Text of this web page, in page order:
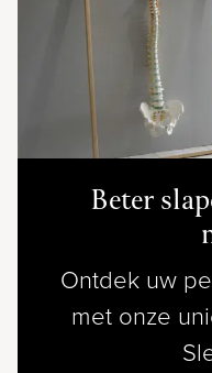
Beter
Ontdek uw
met onze